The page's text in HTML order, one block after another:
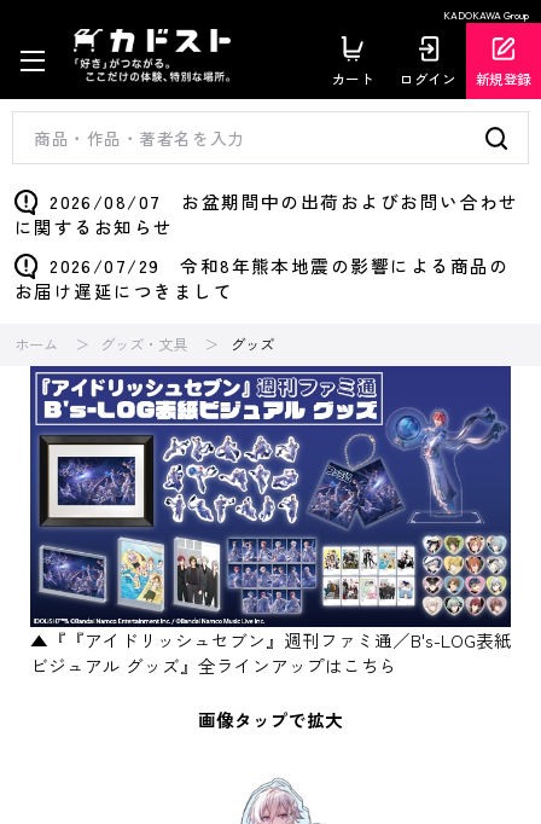
KADOKAWA Group
カート ログイン 新規登録
2026/08/07 お盆期間中の出荷およびお問い合わせ
に関するお知らせ
2026/07/29 令和8年熊本地震の影響による商品の
お届け遅延につきまして
ホーム グッズ・文具 グッズ
▲『『アイドリッシュセブン』週刊ファミ通／B's-LOG表紙
ビジュアル グッズ』全ラインアップはこちら
画像タップで拡大